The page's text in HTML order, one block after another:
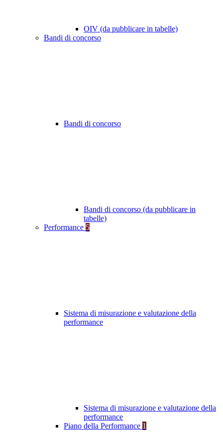
OIV (da pubblicare in tabelle)
Bandi di concorso
Bandi di concorso
Bandi di concorso (da pubblicare in
tabelle)
Performance 5
Sistema di misurazione e valutazione della
performance
Sistema di misurazione e valutazione della
performance
Piano della Performance 1